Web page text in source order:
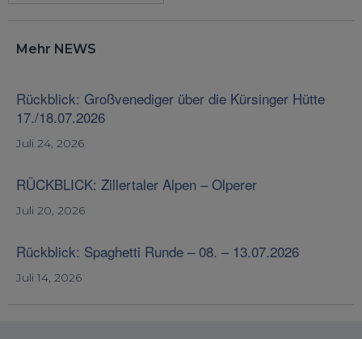
Mehr NEWS
Rückblick: Großvenediger über die Kürsinger Hütte
17./18.07.2026
Juli 24, 2026
RÜCKBLICK: Zillertaler Alpen – Olperer
Juli 20, 2026
Rückblick: Spaghetti Runde – 08. – 13.07.2026
Juli 14, 2026